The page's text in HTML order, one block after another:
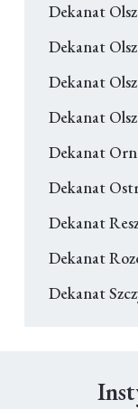
Dekanat
Dekanat
Dekanat
Dekanat
Dekanat
Dekanat
Dekanat
Dekanat
Dekanat